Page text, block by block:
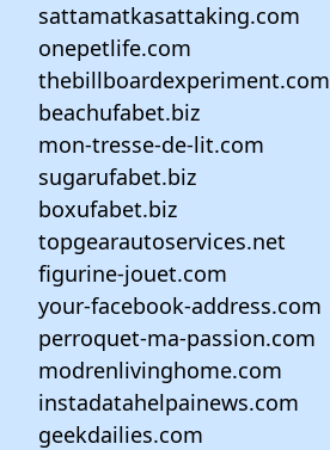
sattamatkasattaking.com
onepetlife.com
thebillboardexperiment.com
beachufabet.biz
mon-tresse-de-lit.com
sugarufabet.biz
boxufabet.biz
topgearautoservices.net
figurine-jouet.com
your-facebook-address.com
perroquet-ma-passion.com
modrenlivinghome.com
instadatahelpainews.com
geekdailies.com